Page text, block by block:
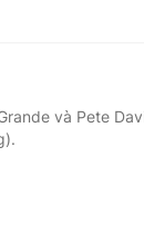
và Pete